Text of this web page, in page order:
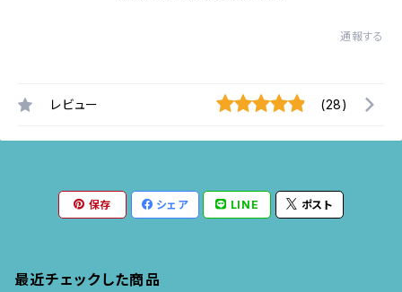
通報する
レビュー (28)
保存 シェア LINE ポスト
最近チェックした商品